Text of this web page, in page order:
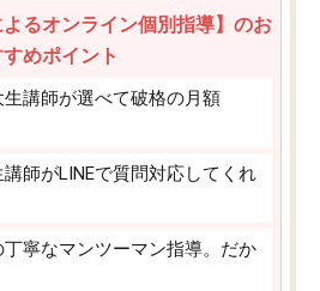
よるオンライン個別指導】のお
めポイント
講師が選べて破格の月額
師がLINEで質問対応してくれ
寧なマンツーマン指導。だか